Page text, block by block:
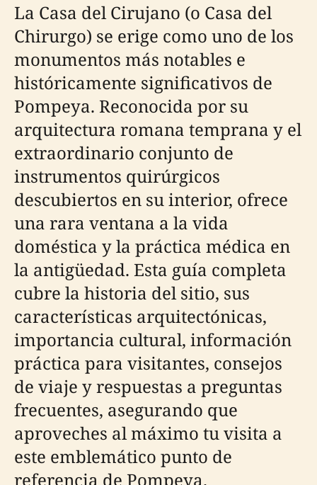
La Casa del Cirujano (o Casa del
Chirurgo) se erige como uno de los
monumentos más notables e
históricamente significativos de
Pompeya. Reconocida por su
arquitectura romana temprana y el
extraordinario conjunto de
instrumentos quirúrgicos
descubiertos en su interior, ofrece
una rara ventana a la vida
doméstica y la práctica médica en
la antigüedad. Esta guía completa
cubre la historia del sitio, sus
características arquitectónicas,
importancia cultural, información
práctica para visitantes, consejos
de viaje y respuestas a preguntas
frecuentes, asegurando que
aproveches al máximo tu visita a
este emblemático punto de
referencia de Pompeya.